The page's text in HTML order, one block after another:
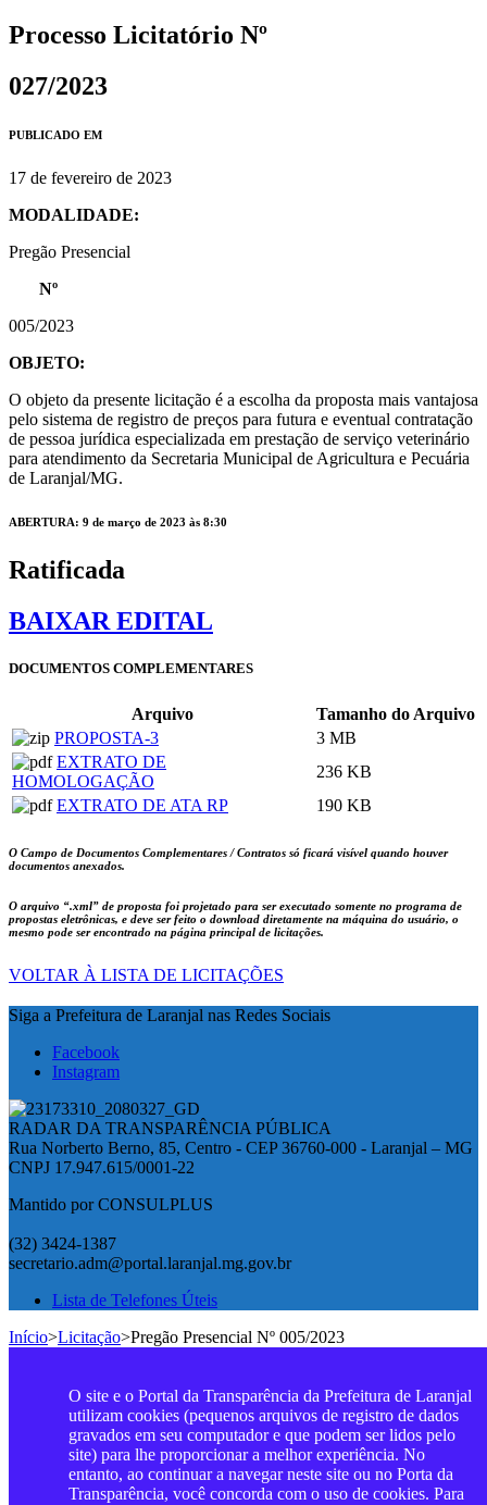
Processo Licitatório Nº
027/2023
PUBLICADO EM
17 de fevereiro de 2023
MODALIDADE:
Pregão Presencial
Nº
005/2023
OBJETO:
O objeto da presente licitação é a escolha da proposta mais vantajosa
pelo sistema de registro de preços para futura e eventual contratação
de pessoa jurídica especializada em prestação de serviço veterinário
para atendimento da Secretaria Municipal de Agricultura e Pecuária
de Laranjal/MG.
ABERTURA: 9 de março de 2023 às 8:30
Ratificada
BAIXAR EDITAL
DOCUMENTOS COMPLEMENTARES
Arquivo
Tamanho do Arquivo
PROPOSTA-3
3 MB
EXTRATO DE
HOMOLOGAÇÃO
236 KB
EXTRATO DE ATA RP
190 KB
O Campo de Documentos Complementares / Contratos só ficará visível quando houver
documentos anexados.
O arquivo “.xml” de proposta foi projetado para ser executado somente no programa de
propostas eletrônicas, e deve ser feito o download diretamente na máquina do usuário, o
mesmo pode ser encontrado na página principal de licitações.
VOLTAR À LISTA DE LICITAÇÕES
Siga a Prefeitura de Laranjal nas Redes Sociais
Facebook
Instagram
RADAR DA TRANSPARÊNCIA PÚBLICA
Rua Norberto Berno, 85, Centro - CEP 36760-000 - Laranjal – MG
CNPJ 17.947.615/0001-22
Mantido por CONSULPLUS
(32) 3424-1387
secretario.adm@portal.laranjal.mg.gov.br
Lista de Telefones Úteis
Início>Licitação>Pregão Presencial Nº 005/2023
O site e o Portal da Transparência da Prefeitura de Laranjal
utilizam cookies (pequenos arquivos de registro de dados
gravados em seu computador e que podem ser lidos pelo
site) para lhe proporcionar a melhor experiência. No
entanto, ao continuar a navegar neste site ou no Porta da
Transparência, você concorda com o uso de cookies. Para